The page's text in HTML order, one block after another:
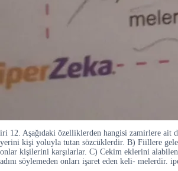
iri 12. Aşağıdaki özelliklerden hangisi zamirlere ait
yerini kişi yoluyla tutan sözcüklerdir. B) Fiillere
onlar kişilerini karşılarlar. C) Cekim eklerini
adını söylemeden onları işaret eden keli- melerdir.